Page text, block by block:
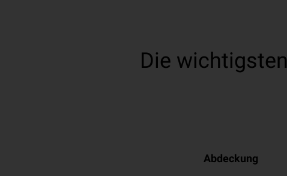
Die wichtigsten
Abdeckung